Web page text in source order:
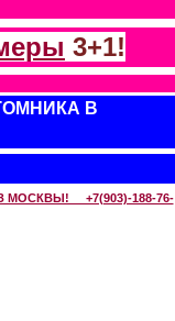
3+1!
В
МОСКВЫ! +7(903)-188-76-